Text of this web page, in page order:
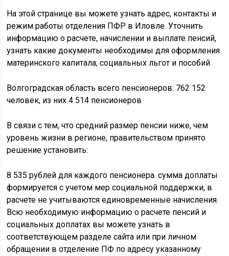
На этой странице вы можете узнать адрес, контакты и
режим работы отделения ПФР в Иловле. Уточнить
информацию о расчете, начислении и выплате пенсий,
узнать какие документы необходимы для оформления
материнского капитала, социальных льгот и пособий.
Волгоградская область всего пенсионеров: 762 152
человек, из них 4 514 пенсионеров
В связи с тем, что средний размер пенсии ниже, чем
уровень жизни в регионе, правительством принято
решение установить:
8 535 рублей для каждого пенсионера. сумма доплаты
формируется с учетом мер социальной поддержки, в
расчете не учитываются единовременные начисления.
Всю необходимую информацию о расчете пенсий и
социальных доплатах вы можете узнать в
соответствующем разделе сайта или при личном
обращении в отделение ПФ по адресу указанному